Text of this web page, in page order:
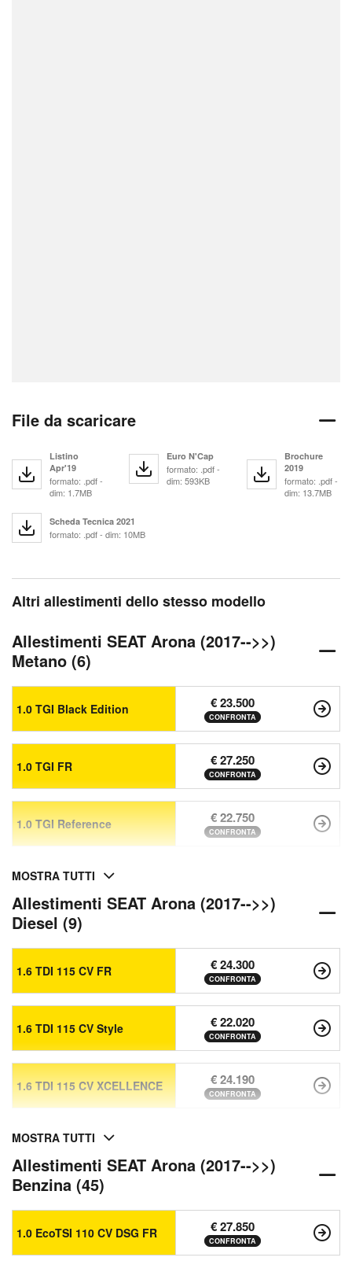
File da scaricare
Listino
Apr'19
formato: .pdf -
dim: 1.7MB
Euro N'Cap
formato: .pdf -
dim: 593KB
Brochure
2019
formato: .pdf -
dim: 13.7MB
Scheda Tecnica 2021
formato: .pdf - dim: 10MB
Altri allestimenti dello stesso modello
Allestimenti SEAT Arona (2017-->>)
Metano (6)
1.0 TGI Black Edition € 23.500
CONFRONTA
1.0 TGI FR € 27.250
CONFRONTA
1.0 TGI Reference € 22.750
CONFRONTA
MOSTRA TUTTI
Allestimenti SEAT Arona (2017-->>)
Diesel (9)
1.6 TDI 115 CV FR € 24.300
CONFRONTA
1.6 TDI 115 CV Style € 22.020
CONFRONTA
1.6 TDI 115 CV XCELLENCE € 24.190
CONFRONTA
MOSTRA TUTTI
Allestimenti SEAT Arona (2017-->>)
Benzina (45)
1.0 EcoTSI 110 CV DSG FR € 27.850
CONFRONTA